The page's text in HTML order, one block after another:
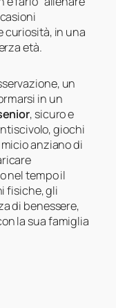
curiosità, in una
età.
un
in un
, sicuro e
giochi
anziano di
nel tempo il
fisiche, gli
di benessere,
la sua famiglia